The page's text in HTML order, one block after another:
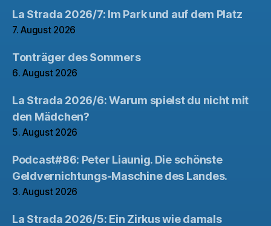
La Strada 2026/7: Im Park und auf dem Platz
7. August 2026
Tonträger des Sommers
6. August 2026
La Strada 2026/6: Warum spielst du nicht mit
den Mädchen?
5. August 2026
Podcast#86: Peter Liaunig. Die schönste
Geldvernichtungs-Maschine des Landes.
3. August 2026
La Strada 2026/5: Ein Zirkus wie damals